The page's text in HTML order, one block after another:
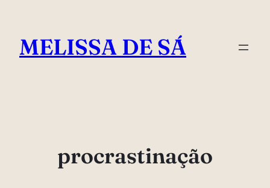
conteúdo
MELISSA DE SÁ
procrastinação